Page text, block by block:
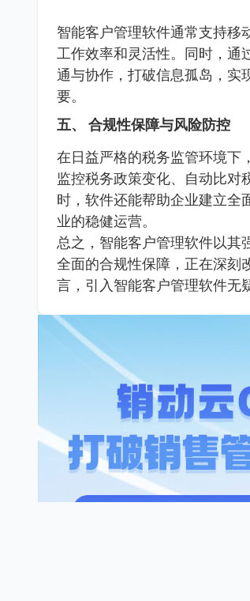
智能客户管理软件通常支持移
工作效率和灵活性。同时，通
通与协作，打破信息孤岛，实
要。
五、 合规性保障与风险防控
在日益严格的税务监管环境下
监控税务政策变化、自动比对
时，软件还能帮助企业建立全
业的稳健运营。
总之，智能客户管理软件以其
全面的合规性保障，正在深刻
言，引入智能客户管理软件无